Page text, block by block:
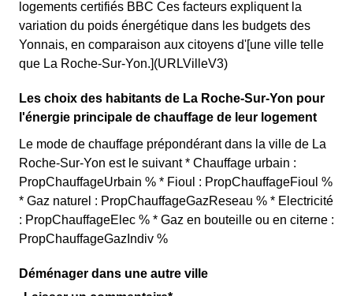
logements certifiés BBC Ces facteurs expliquent la
variation du poids énergétique dans les budgets des
Yonnais, en comparaison aux citoyens d'[une ville telle
que La Roche-Sur-Yon.](URLVilleV3)
Les choix des habitants de La Roche-Sur-Yon pour
l'énergie principale de chauffage de leur logement
Le mode de chauffage prépondérant dans la ville de La
Roche-Sur-Yon est le suivant * Chauffage urbain :
PropChauffageUrbain % * Fioul : PropChauffageFioul %
* Gaz naturel : PropChauffageGazReseau % * Electricité
: PropChauffageElec % * Gaz en bouteille ou en citerne :
PropChauffageGazIndiv %
Déménager dans une autre ville